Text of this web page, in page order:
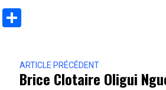
ARTICLE PRÉCÉDENT
Brice Clotaire Oligui